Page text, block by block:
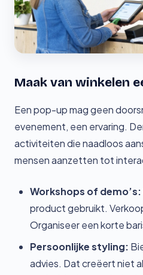
Maak van winkelen
Een pop-up mag geen
evenement, een ervaring.
activiteiten die naadloos
mensen aanzetten tot
Workshops of demo’s:
product gebruikt.
Organiseer een korte
Persoonlijke styling:
advies. Dat creëert niet